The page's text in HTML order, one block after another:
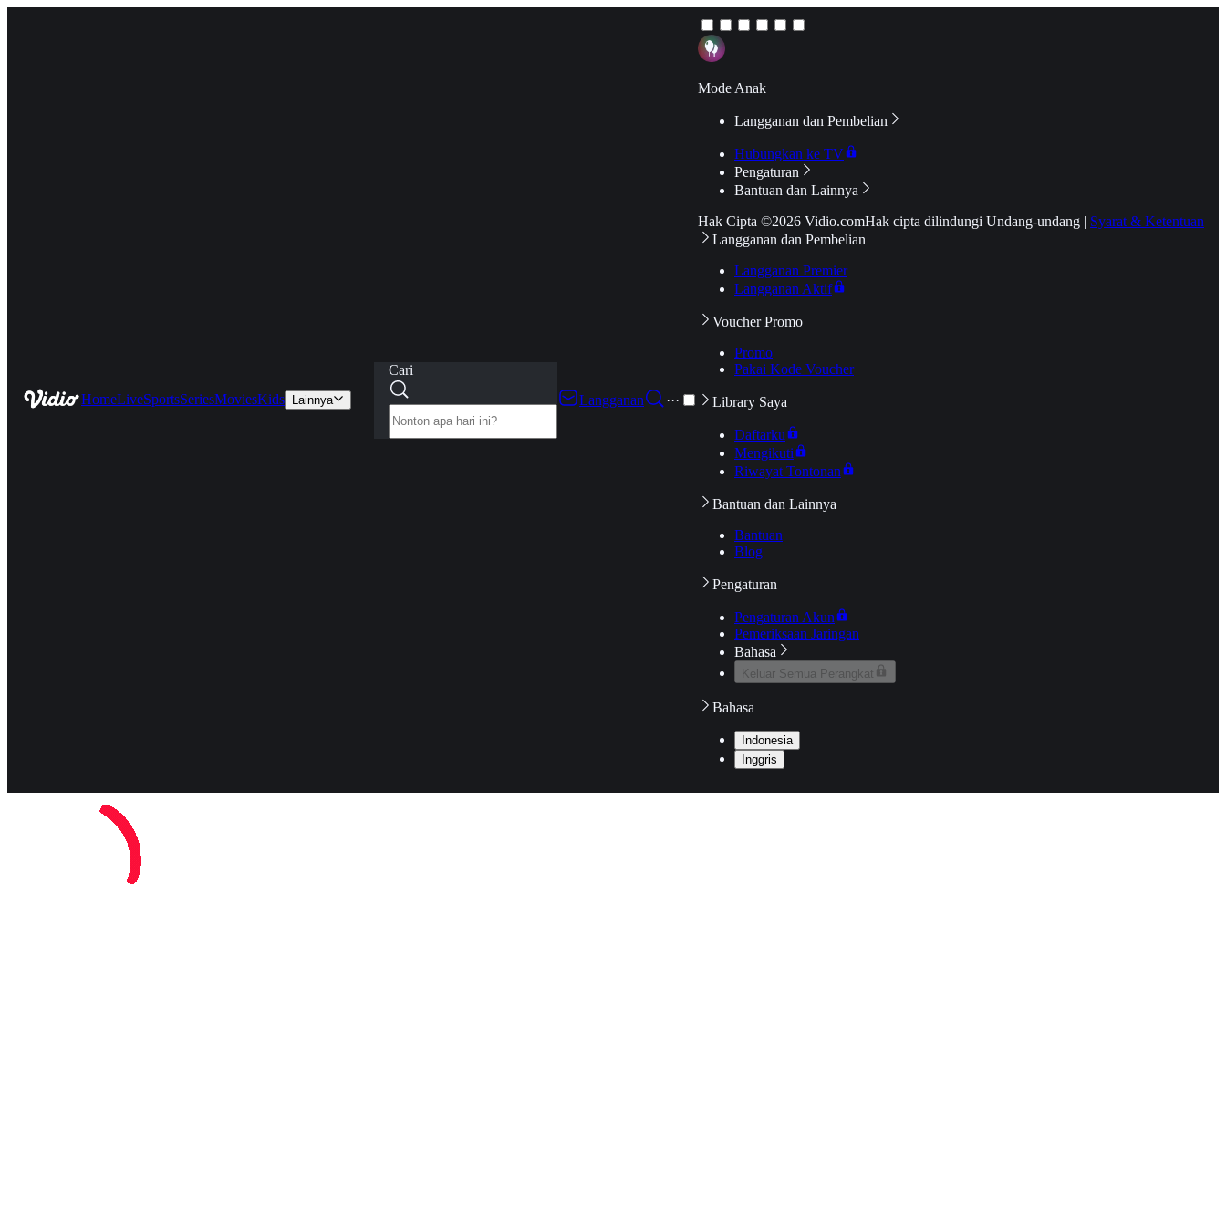
HomeLiveSportsSeriesMoviesKids Lainnya
Cari
Langganan
···
Mode Anak
Langganan dan Pembelian
Hubungkan ke TV
Pengaturan
Bantuan dan Lainnya
Hak Cipta ©2026 Vidio.comHak cipta dilindungi Undang-undang | Syarat & Ketentuan
Langganan dan Pembelian
Langganan Premier
Langganan Aktif
Voucher Promo
Promo
Pakai Kode Voucher
Library Saya
Daftarku
Mengikuti
Riwayat Tontonan
Bantuan dan Lainnya
Bantuan
Blog
Pengaturan
Pengaturan Akun
Pemeriksaan Jaringan
Bahasa
Keluar Semua Perangkat
Bahasa
Indonesia
Inggris